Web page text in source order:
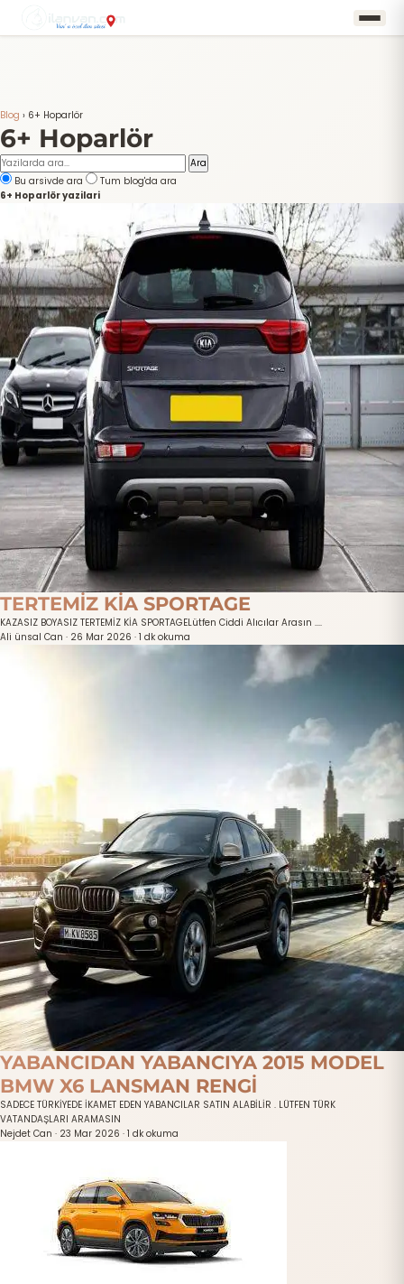
Blog › 6+ Hoparlör
6+ Hoparlör
Ara
Bu arsivde ara
Tum blog'da ara
6+ Hoparlör yazilari
TERTEMİZ KİA SPORTAGE
KAZASIZ BOYASIZ TERTEMİZ KİA SPORTAGELütfen Ciddi Alıcılar Arasın ....
Ali ünsal Can · 26 Mar 2026 · 1 dk okuma
YABANCIDAN YABANCIYA 2015 MODEL
BMW X6 LANSMAN RENGİ
SADECE TÜRKİYEDE İKAMET EDEN YABANCILAR SATIN ALABİLİR . LÜTFEN TÜRK
VATANDAŞLARI ARAMASIN
Nejdet Can · 23 Mar 2026 · 1 dk okuma